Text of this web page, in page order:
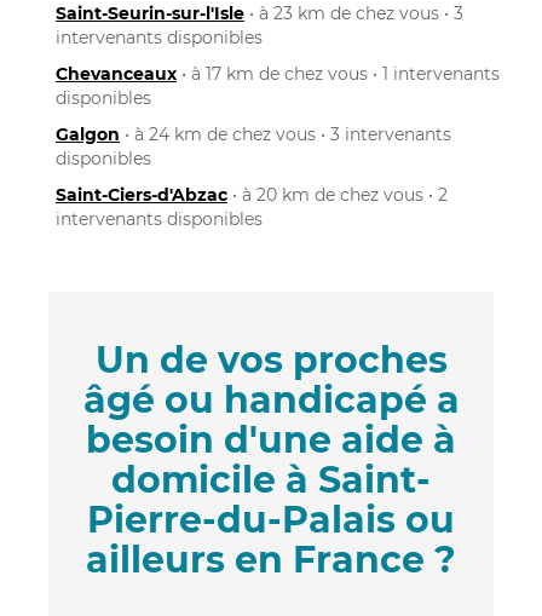
Saint-Seurin-sur-l'Isle • à 23 km de chez vous • 3
intervenants disponibles
Chevanceaux • à 17 km de chez vous • 1 intervenants
disponibles
Galgon • à 24 km de chez vous • 3 intervenants
disponibles
Saint-Ciers-d'Abzac • à 20 km de chez vous • 2
intervenants disponibles
Un de vos proches
âgé ou handicapé a
besoin d'une aide à
domicile à Saint-
Pierre-du-Palais ou
ailleurs en France ?